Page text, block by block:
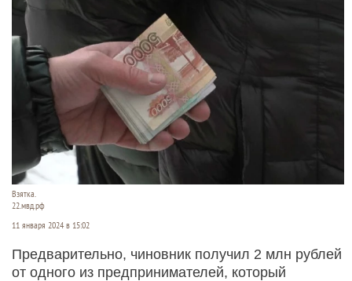
Взятка.
22.мвд.рф
11 января 2024 в 15:02
Предварительно, чиновник получил 2 млн рублей
от одного из предпринимателей, который